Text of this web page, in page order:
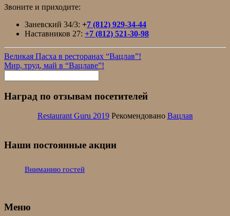
Звоните и приходите:
Заневский 34/3: +7 (812) 929-34-44
Наставников 27: +7 (812) 521-30-98
Великая Пасха в ресторанах “Вацлав”!
Мир, труд, май в “Вацлаве”!
Наград по отзывам посетителей
Restaurant Guru 2019 Рекомендовано Вацлав
Наши постоянные акции
Вниманию гостей
Меню